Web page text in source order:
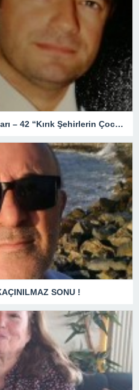
Bir Çocuğun Görünmez Yaraları – 42 “Kırık Şehirlerin Çocukları”
SONU !